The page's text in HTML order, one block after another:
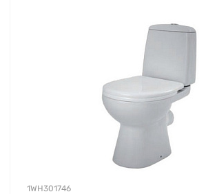
1WH301746